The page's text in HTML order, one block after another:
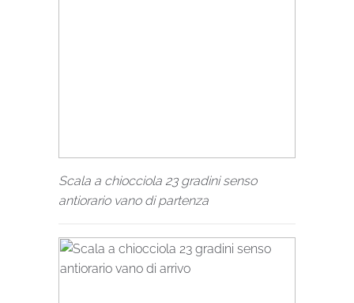
Scala a chiocciola 23 gradini senso
antiorario vano di partenza